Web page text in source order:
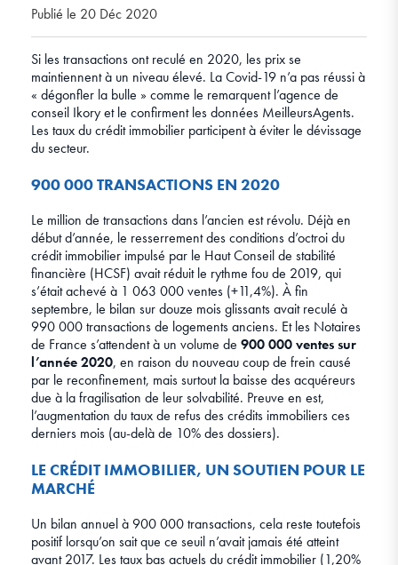
Publié le 20 Déc 2020
Si les transactions ont reculé en 2020, les prix se
maintiennent à un niveau élevé. La Covid-19 n’a pas réussi à
« dégonfler la bulle » comme le remarquent l’agence de
conseil Ikory et le confirment les données MeilleursAgents.
Les taux du crédit immobilier participent à éviter le dévissage
du secteur.
900 000 TRANSACTIONS EN 2020
Le million de transactions dans l’ancien est révolu. Déjà en
début d’année, le resserrement des conditions d’octroi du
crédit immobilier impulsé par le Haut Conseil de stabilité
financière (HCSF) avait réduit le rythme fou de 2019, qui
s’était achevé à 1 063 000 ventes (+11,4%). À fin
septembre, le bilan sur douze mois glissants avait reculé à
990 000 transactions de logements anciens. Et les Notaires
de France s’attendent à un volume de 900 000 ventes sur
l’année 2020, en raison du nouveau coup de frein causé
par le reconfinement, mais surtout la baisse des acquéreurs
due à la fragilisation de leur solvabilité. Preuve en est,
l’augmentation du taux de refus des crédits immobiliers ces
derniers mois (au-delà de 10% des dossiers).
LE CRÉDIT IMMOBILIER, UN SOUTIEN POUR LE
MARCHÉ
Un bilan annuel à 900 000 transactions, cela reste toutefois
positif lorsqu’on sait que ce seuil n’avait jamais été atteint
avant 2017. Les taux bas actuels du crédit immobilier (1,20%